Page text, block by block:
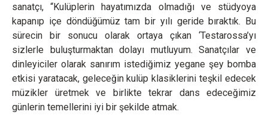
sanatçı, “Kulüplerin hayatımızda olmadığı ve stüdyoya
kapanıp içe döndüğümüz tam bir yılı geride bıraktık. Bu
sürecin bir sonucu olarak ortaya çıkan ‘Testarossa’yı
sizlerle buluşturmaktan dolayı mutluyum. Sanatçılar ve
dinleyiciler olarak sanırım istediğimiz yegane şey bomba
etkisi yaratacak, geleceğin kulüp klasiklerini teşkil edecek
müzikler üretmek ve birlikte tekrar dans edeceğimiz
günlerin temellerini iyi bir şekilde atmak.